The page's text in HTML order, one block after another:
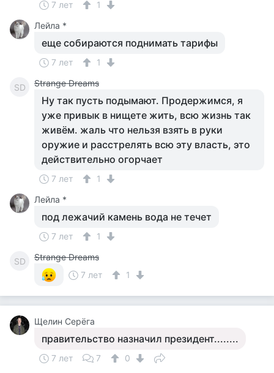
7 лет
1
Лейла *
еще собираются поднимать тарифы
7 лет 1
SD Strange Dreams
Ну так пусть подымают. Продержимся, я
уже привык в нищете жить, всю жизнь так
живём. жаль что нельзя взять в руки
оружие и расстрелять всю эту власть, это
действительно огорчает
7 лет
1
Лейла *
под лежачий камень вода не течет
7 лет 1
SD
Strange Dreams
7 лет
1
Щелин Серёга
правительство назначил президент........
7 лет 7 0